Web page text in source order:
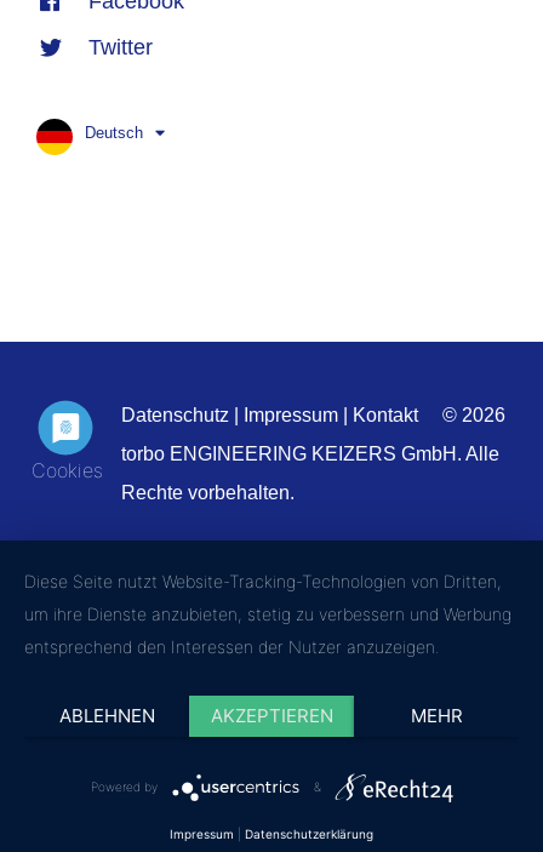
Twitter
Deutsch
Datenschutz Impressum Kontakt
© 2026
torbo ENGINEERING KEIZERS GmbH. Alle
Rechte vorbehalten.
Diese Seite nutzt Website-Tracking-Technologien von Dritten,
um ihre Dienste anzubieten, stetig zu verbessern und Werbung
entsprechend den Interessen der Nutzer anzuzeigen.
ABLEHNEN AKZEPTIEREN MEHR
Powered by &
Impressum Datenschutzerklärung